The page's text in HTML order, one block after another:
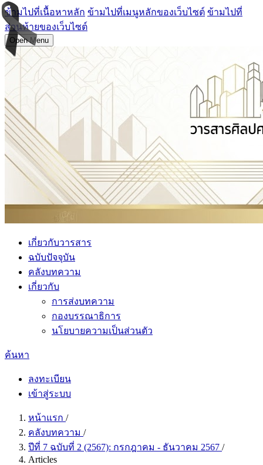
ข้ามไปที่เนื้อหาหลัก ข้ามไปที่เมนูหลักของเว็บไซต์ ข้ามไปที่
ส่วนท้ายของเว็บไซต์
Open Menu
เกี่ยวกับวารสาร
ฉบับปัจจุบัน
คลังบทความ
เกี่ยวกับ
การส่งบทความ
กองบรรณาธิการ
นโยบายความเป็นส่วนตัว
ค้นหา
ลงทะเบียน
เข้าสู่ระบบ
หน้าแรก /
คลังบทความ /
ปีที่ 7 ฉบับที่ 2 (2567): กรกฎาคม - ธันวาคม 2567 /
Articles